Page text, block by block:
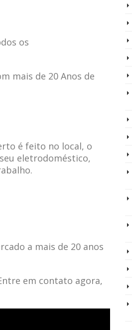
os
mais de 20 Anos de
é feito no local, o
eletrodoméstico,
a mais de 20 anos
em contato agora,